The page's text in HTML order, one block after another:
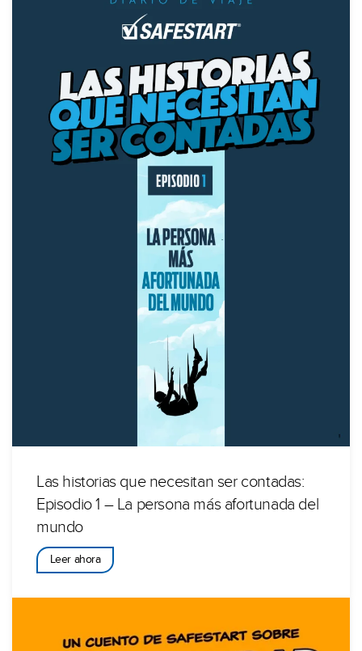
Las historias que necesitan ser contadas:
Episodio 1 – La persona más afortunada del
mundo
Leer ahora